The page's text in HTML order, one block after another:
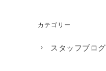
カテゴリー
スタッフブログ